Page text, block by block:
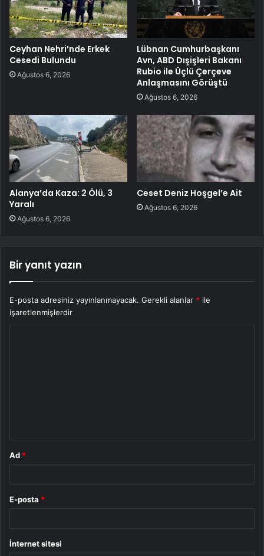
Ceyhan Nehri’nde Erkek
Cesedi Bulundu
Ağustos 6, 2026
Lübnan Cumhurbaşkanı
Avn, ABD Dışişleri Bakanı
Rubio ile Üçlü Çerçeve
Anlaşmasını Görüştü
Ağustos 6, 2026
Alanya’da Kaza: 2 Ölü, 3
Yaralı
Ağustos 6, 2026
Ceset Deniz Hoşgel’e Ait
Ağustos 6, 2026
Bir yanıt yazın
E-posta adresiniz yayınlanmayacak. Gerekli alanlar * ile
işaretlenmişlerdir
Ad *
E-posta *
İnternet sitesi